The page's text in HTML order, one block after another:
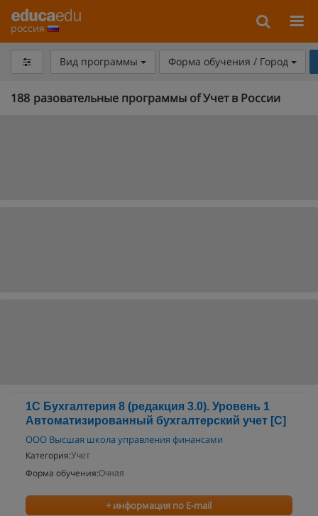
россия
Вид программы Форма обучения / Город
188 разовательные программы of Учет в России
1С Бухгалтерия 8 (редакция 3.0). Уровень 1
Автоматизированный бухгалтерский учет [C]
ООО Высшая школа управления финансами
Категория:Учет
Форма обучения:Очная
+ информация по E-mail